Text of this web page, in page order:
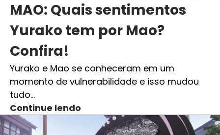
MAO: Quais sentimentos
Yurako tem por Mao?
Confira!
Yurako e Mao se conheceram em um
momento de vulnerabilidade e isso mudou
tudo…
Continue lendo